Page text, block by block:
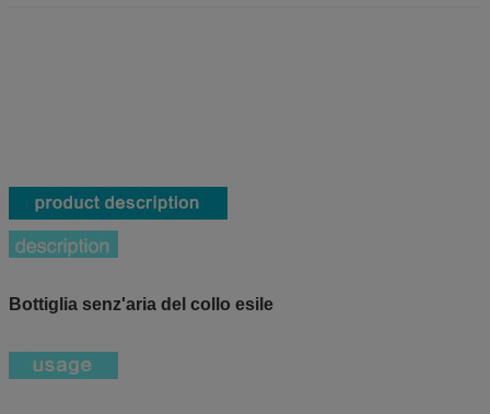
Bottiglia senz'aria del collo esile